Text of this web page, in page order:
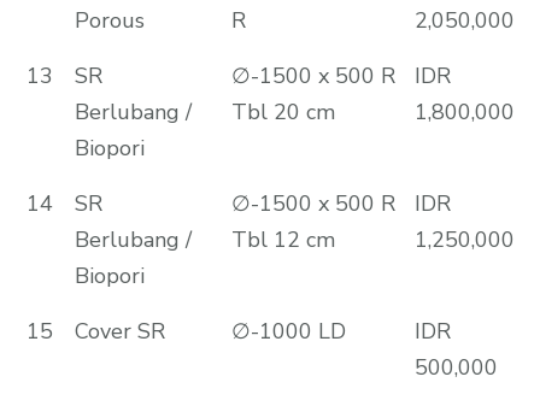
Porous
R
2,050,000
13
SR
Berlubang /
Biopori
∅-1500 x 500 R
Tbl 20 cm
IDR
1,800,000
14
SR
Berlubang /
Biopori
∅-1500 x 500 R
Tbl 12 cm
IDR
1,250,000
15 Cover SR ∅-1000 LD
IDR
500,000